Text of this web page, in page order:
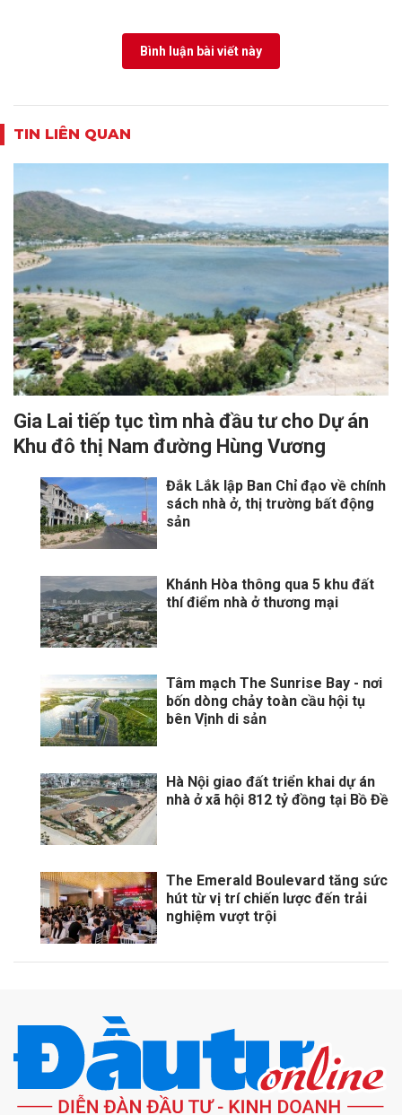
Bình luận bài viết này
TIN LIÊN QUAN
Gia Lai tiếp tục tìm nhà đầu tư cho Dự án
Khu đô thị Nam đường Hùng Vương
Đắk Lắk lập Ban Chỉ đạo về chính
sách nhà ở, thị trường bất động
sản
Khánh Hòa thông qua 5 khu đất
thí điểm nhà ở thương mại
Tâm mạch The Sunrise Bay - nơi
bốn dòng chảy toàn cầu hội tụ
bên Vịnh di sản
Hà Nội giao đất triển khai dự án
nhà ở xã hội 812 tỷ đồng tại Bồ Đề
The Emerald Boulevard tăng sức
hút từ vị trí chiến lược đến trải
nghiệm vượt trội